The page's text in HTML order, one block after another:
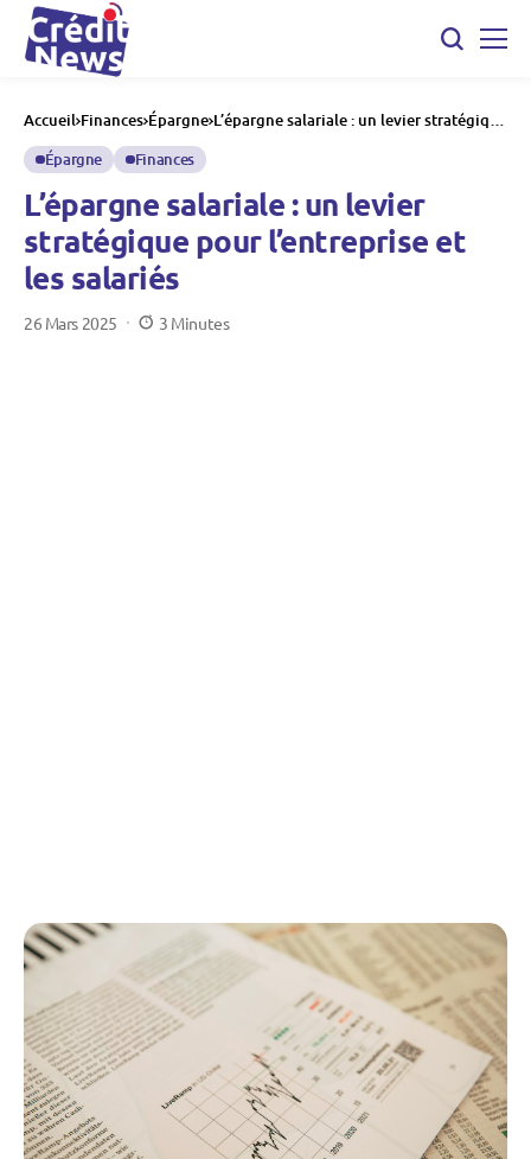
Accueil Finances Épargne L’épargne salariale : un levier stratégique
pour l’entreprise et les salariés
Épargne
Finances
L’épargne salariale : un levier
stratégique pour l’entreprise et
les salariés
26 Mars 2025 3 Minutes